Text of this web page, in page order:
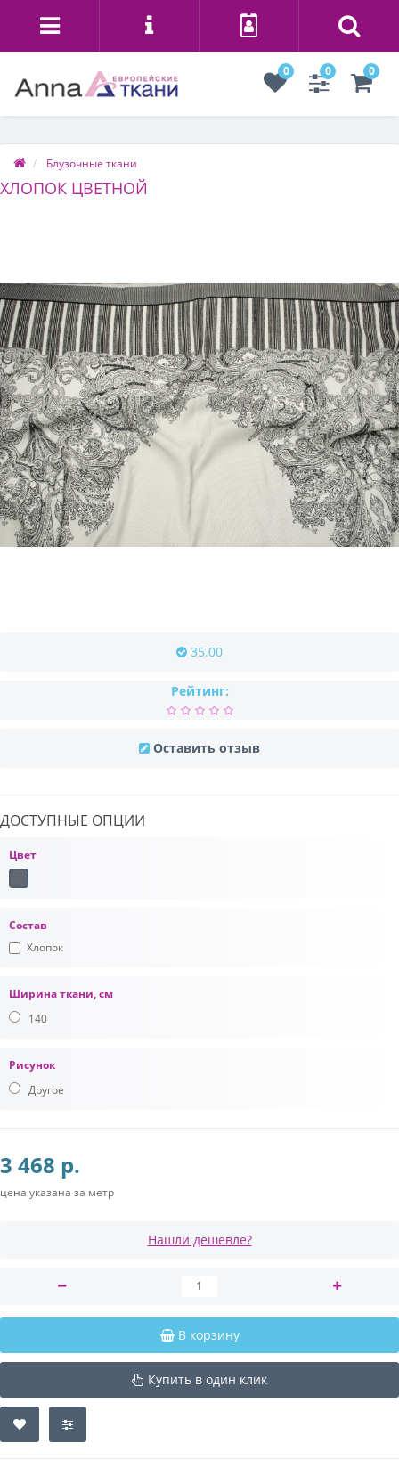
0 0 0
Блузочные ткани
ХЛОПОК ЦВЕТНОЙ
35.00
Рейтинг:
Оставить отзыв
ДОСТУПНЫЕ ОПЦИИ
Цвет
Состав
Хлопок
Ширина ткани, см
140
Рисунок
Другое
3 468 р.
цена указана за метр
Нашли дешевле?
В корзину
Купить в один клик